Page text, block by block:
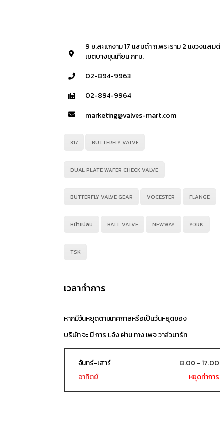
9 ซ.สะแกงาม 17 แสมดำ ถ.พระราม 2 แขวงแสม
เขตบางขุนเทียน กทม.
02-894-9963
02-894-9964
marketing@valves-mart.com
317 BUTTERFLY VALVE
DUAL PLATE WAFER CHECK VALVE
BUTTERFLY VALVE GEAR VOCESTER FLANGE
หน้าแปลน BALL VALVE NEWWAY YORK
TSK
เวลาทำการ
หากมีวันหยุดตามเทศกาลหรือเป็นวันหยุดของ
บริษัท จะ มี การ แจ้ง ผ่าน ทาง เพจ วาล์วมาร์ท
จันทร์-เสาร์
8.00 - 17.00
อาทิตย์
หยุดทำการ